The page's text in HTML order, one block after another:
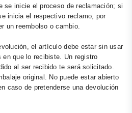
se inicie el proceso de reclamación; si
inicia el respectivo reclamo, por
un reembolso o cambio.
el artículo debe estar sin usar
que lo recibiste. Un registro
al ser recibido te será solicitado.
original. No puede estar abierto
caso de pretenderse una devolución